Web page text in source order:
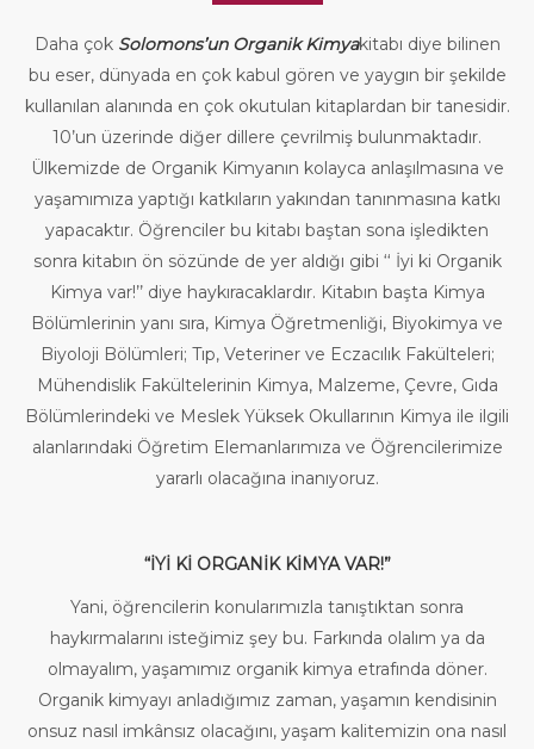
Daha çok Solomons’un Organik Kimyakitabı diye bilinen
bu eser, dünyada en çok kabul gören ve yaygın bir şekilde
kullanılan alanında en çok okutulan kitaplardan bir tanesidir.
10’un üzerinde diğer dillere çevrilmiş bulunmaktadır.
Ülkemizde de Organik Kimyanın kolayca anlaşılmasına ve
yaşamımıza yaptığı katkıların yakından tanınmasına katkı
yapacaktır. Öğrenciler bu kitabı baştan sona işledikten
sonra kitabın ön sözünde de yer aldığı gibi ‘‘ İyi ki Organik
Kimya var!’’ diye haykıracaklardır. Kitabın başta Kimya
Bölümlerinin yanı sıra, Kimya Öğretmenliği, Biyokimya ve
Biyoloji Bölümleri; Tıp, Veteriner ve Eczacılık Fakülteleri;
Mühendislik Fakültelerinin Kimya, Malzeme, Çevre, Gıda
Bölümlerindeki ve Meslek Yüksek Okullarının Kimya ile ilgili
alanlarındaki Öğretim Elemanlarımıza ve Öğrencilerimize
yararlı olacağına inanıyoruz.
“İYİ Kİ ORGANİK KİMYA VAR!”
Yani, öğrencilerin konularımızla tanıştıktan sonra
haykırmalarını isteğimiz şey bu. Farkında olalım ya da
olmayalım, yaşamımız organik kimya etrafında döner.
Organik kimyayı anladığımız zaman, yaşamın kendisinin
onsuz nasıl imkânsız olacağını, yaşam kalitemizin ona nasıl